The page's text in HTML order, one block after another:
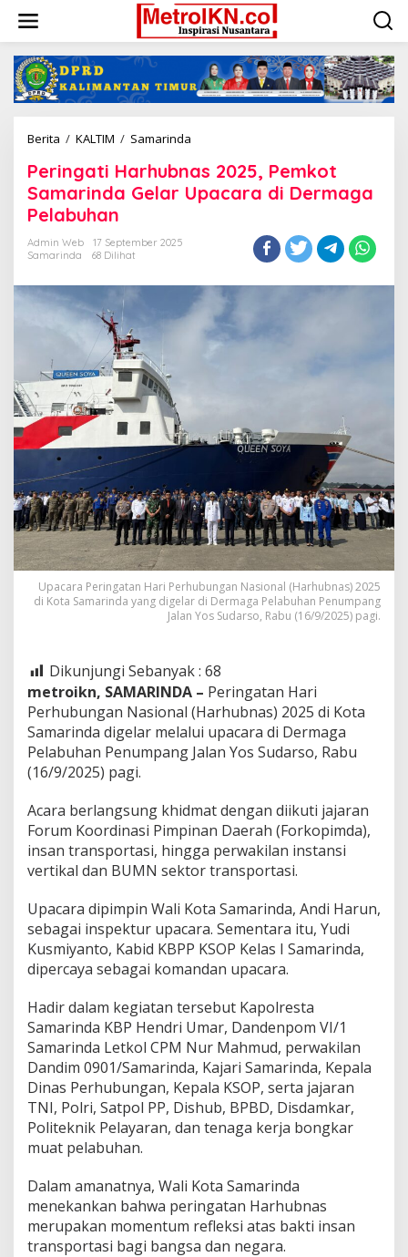
konten
Berita / KALTIM / Samarinda
2025,
Pemkot
Samarinda
Pelabuhan
Peringati Harhubnas 2025, Pemkot
Samarinda Gelar Upacara di Dermaga
Pelabuhan
Admin Web
17 September 2025
Samarinda
68 Dilihat
Upacara Peringatan Hari Perhubungan Nasional (Harhubnas) 2025
di Kota Samarinda yang digelar di Dermaga Pelabuhan Penumpang
Jalan Yos Sudarso, Rabu (16/9/2025) pagi.
Dikunjungi Sebanyak : 68
metroikn, SAMARINDA – Peringatan Hari
Perhubungan Nasional (Harhubnas) 2025 di Kota
Samarinda digelar melalui upacara di Dermaga
Pelabuhan Penumpang Jalan Yos Sudarso, Rabu
(16/9/2025) pagi.
Acara berlangsung khidmat dengan diikuti jajaran
Forum Koordinasi Pimpinan Daerah (Forkopimda),
insan transportasi, hingga perwakilan instansi
vertikal dan BUMN sektor transportasi.
Upacara dipimpin Wali Kota Samarinda, Andi Harun,
sebagai inspektur upacara. Sementara itu, Yudi
Kusmiyanto, Kabid KBPP KSOP Kelas I Samarinda,
dipercaya sebagai komandan upacara.
Hadir dalam kegiatan tersebut Kapolresta
Samarinda KBP Hendri Umar, Dandenpom VI/1
Samarinda Letkol CPM Nur Mahmud, perwakilan
Dandim 0901/Samarinda, Kajari Samarinda, Kepala
Dinas Perhubungan, Kepala KSOP, serta jajaran
TNI, Polri, Satpol PP, Dishub, BPBD, Disdamkar,
Politeknik Pelayaran, dan tenaga kerja bongkar
muat pelabuhan.
Dalam amanatnya, Wali Kota Samarinda
menekankan bahwa peringatan Harhubnas
merupakan momentum refleksi atas bakti insan
transportasi bagi bangsa dan negara.